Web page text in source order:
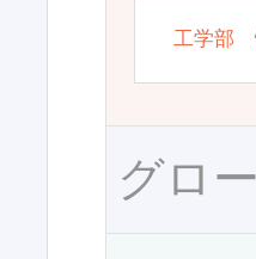
工学部
グロ